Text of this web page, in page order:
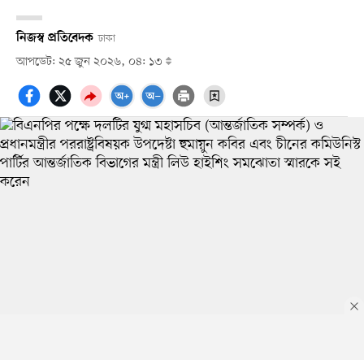
নিজস্ব প্রতিবেদক ঢাকা
আপডেট: ২৫ জুন ২০২৬, ০৪: ১৩